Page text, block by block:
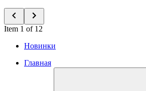
Item 1 of 12
Новинки
Главная